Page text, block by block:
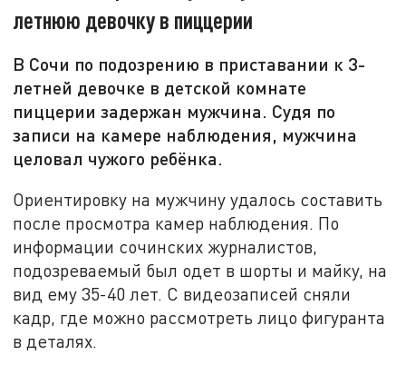
летнюю девочку в пиццерии
В Сочи по подозрению в приставании к 3-
летней девочке в детской комнате
пиццерии задержан мужчина. Судя по
записи на камере наблюдения, мужчина
целовал чужого ребёнка.
Ориентировку на мужчину удалось составить
после просмотра камер наблюдения. По
информации сочинских журналистов,
подозреваемый был одет в шорты и майку, на
вид ему 35-40 лет. С видеозаписей сняли
кадр, где можно рассмотреть лицо фигуранта
в деталях.